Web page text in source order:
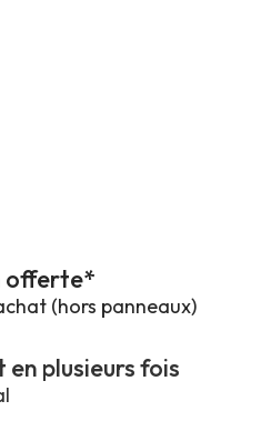
offerte*
(hors panneaux)
en plusieurs fois